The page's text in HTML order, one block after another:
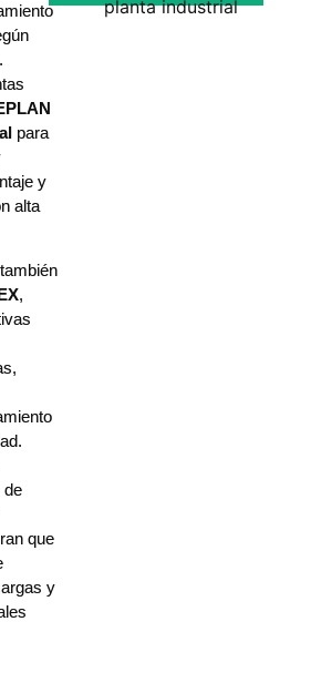
para
y
alta
,
de
que
y